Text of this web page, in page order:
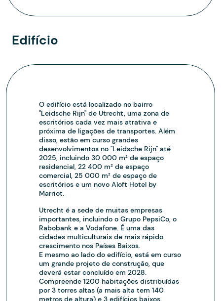
Edifício
O edifício está localizado no bairro
"Leidsche Rijn" de Utrecht, uma zona de
escritórios cada vez mais atrativa e
próxima de ligações de transportes. Além
disso, estão em curso grandes
desenvolvimentos no "Leidsche Rijn" até
2025, incluindo 30 000 m² de espaço
residencial, 22 400 m² de espaço
comercial, 25 000 m² de espaço de
escritórios e um novo Aloft Hotel by
Marriot.
Utrecht é a sede de muitas empresas
importantes, incluindo o Grupo PepsiCo, o
Rabobank e a Vodafone. É uma das
cidades multiculturais de mais rápido
crescimento nos Países Baixos.
E mesmo ao lado do edifício, está em curso
um grande projeto de construção, que
deverá estar concluído em 2028.
Compreende 1200 habitações distribuídas
por 3 torres altas (a mais alta tem 140
metros de altura) e 3 edifícios baixos.